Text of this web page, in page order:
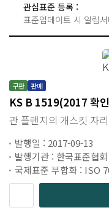
관심표준 등록 :
표준업데이트 시 알림
구판 판매
KS B 1519(2017 확
관 플랜지의 개스킷 자
발행일 : 2017-09-13
발행기관 : 한국표준협회
국제표준 부합화 : ISO